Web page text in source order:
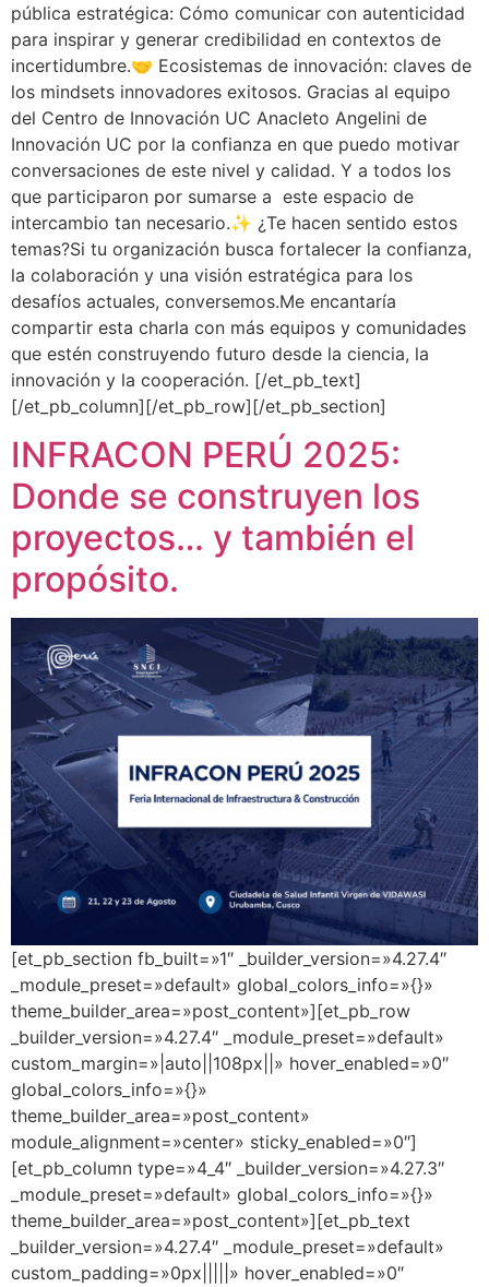
pública estratégica: Cómo comunicar con autenticidad
para inspirar y generar credibilidad en contextos de
incertidumbre.🤝 Ecosistemas de innovación: claves de
los mindsets innovadores exitosos. Gracias al equipo
del Centro de Innovación UC Anacleto Angelini de
Innovación UC por la confianza en que puedo motivar
conversaciones de este nivel y calidad. Y a todos los
que participaron por sumarse a este espacio de
intercambio tan necesario.✨ ¿Te hacen sentido estos
temas?Si tu organización busca fortalecer la confianza,
la colaboración y una visión estratégica para los
desafíos actuales, conversemos.Me encantaría
compartir esta charla con más equipos y comunidades
que estén construyendo futuro desde la ciencia, la
innovación y la cooperación. [/et_pb_text]
[/et_pb_column][/et_pb_row][/et_pb_section]
INFRACON PERÚ 2025:
Donde se construyen los
proyectos… y también el
propósito.
[et_pb_section fb_built=»1″ _builder_version=»4.27.4″
_module_preset=»default» global_colors_info=»{}»
theme_builder_area=»post_content»][et_pb_row
_builder_version=»4.27.4″ _module_preset=»default»
custom_margin=»|auto||108px||» hover_enabled=»0″
global_colors_info=»{}»
theme_builder_area=»post_content»
module_alignment=»center» sticky_enabled=»0″]
[et_pb_column type=»4_4″ _builder_version=»4.27.3″
_module_preset=»default» global_colors_info=»{}»
theme_builder_area=»post_content»][et_pb_text
_builder_version=»4.27.4″ _module_preset=»default»
custom_padding=»0px|||||» hover_enabled=»0″